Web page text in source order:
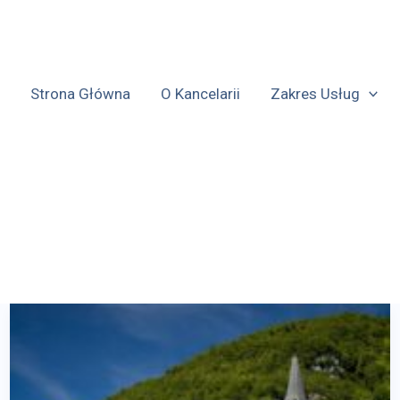
Strona Główna O Kancelarii Zakres Usług
PRAWIE